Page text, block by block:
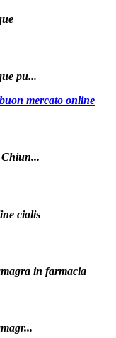
pu...
mercato online
Chiun...
cialis
in farmacia